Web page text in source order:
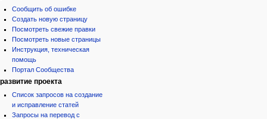
Сообщить об ошибке
Создать новую страницу
Посмотреть свежие правки
Посмотреть новые страницы
Инструкция, техническая
помощь
Портал Сообщества
развитие проекта
Список запросов на создание
и исправление статей
Запросы на перевод с